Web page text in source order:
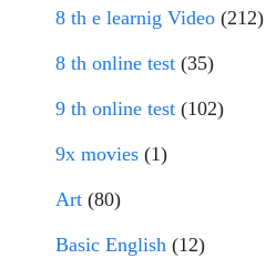
8 th e learnig Video (212)
8 th online test (35)
9 th online test (102)
9x movies (1)
Art (80)
Basic English (12)